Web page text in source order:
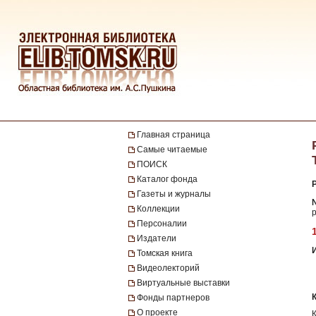
Главная страница
Самые читаемые
ПОИСК
Каталог фонда
Газеты и журналы
Коллекции
Персоналии
Издатели
Томская книга
Видеолекторий
Виртуальные выставки
Фонды партнеров
О проекте